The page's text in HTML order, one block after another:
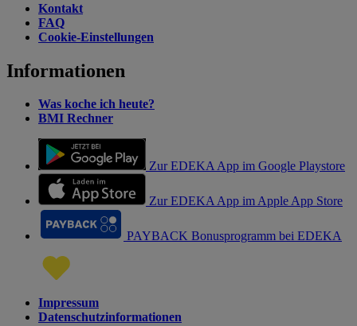
Kontakt
FAQ
Cookie-Einstellungen
Informationen
Was koche ich heute?
BMI Rechner
Zur EDEKA App im Google Playstore
Zur EDEKA App im Apple App Store
PAYBACK Bonusprogramm bei EDEKA
Impressum
Datenschutzinformationen